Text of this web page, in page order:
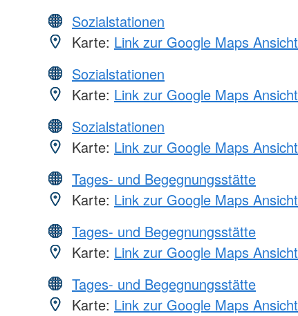
Sozialstationen
Karte: Link zur Google Maps Ansicht
Sozialstationen
Karte: Link zur Google Maps Ansicht
Sozialstationen
Karte: Link zur Google Maps Ansicht
Tages- und Begegnungsstätte
Karte: Link zur Google Maps Ansicht
Tages- und Begegnungsstätte
Karte: Link zur Google Maps Ansicht
Tages- und Begegnungsstätte
Karte: Link zur Google Maps Ansicht